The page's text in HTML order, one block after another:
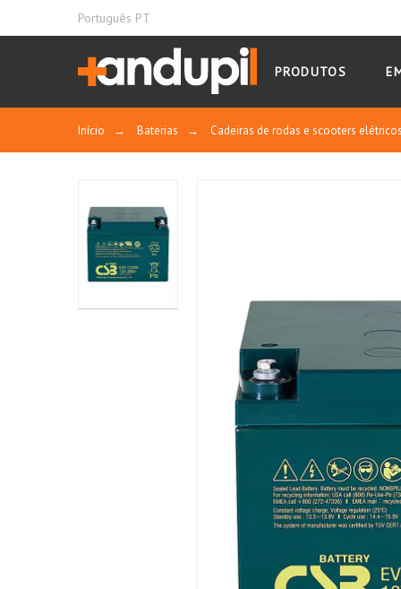
Português PT
PRODUTOS
Início → Baterias → Cadeiras de rodas e scooters elétricos
A bateria EVX é especialmente
Quando usada em um ambiente seguro,
Selada e isolada, pode ser posicionada
Longa duração, baixa taxa de
É segura e de baixa resistência, por isso
Alta taxa de descarga.
Recuperação de descarga profunda.
As baterias são rigorosamente testadas
ISO9001, 14001, certificado OHSMS
Componentes reconhecidos pela UL
Atende à Disposição Especial A67 da
Classificado pela emenda 27 como
Reconhecido pelo DOT como "carga
EVX12260 ficha técnica